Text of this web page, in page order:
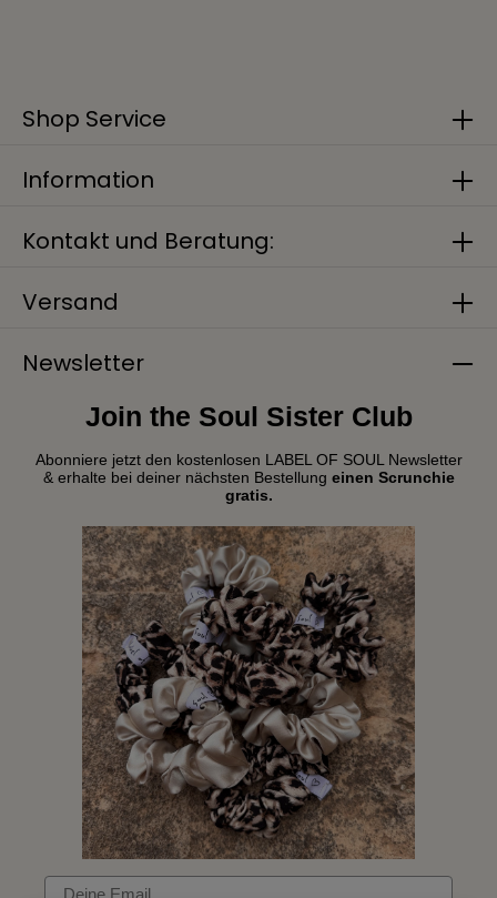
Kontakt und Beratung:
Versand
Newsletter
Join the Soul Sister Club
Abonniere jetzt den kostenlosen LABEL OF SOUL Newsletter
& erhalte bei deiner nächsten Bestellung einen Scrunchie
gratis.
Email
Shop Service
Information